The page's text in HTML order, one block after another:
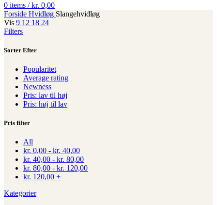
0 items / kr. 0,00
Forside Hvidløg Slangehvidløg
Vis 9 12 18 24
Filters
Sorter Efter
Popularitet
Average rating
Newness
Pris: lav til høj
Pris: høj til lav
Pris filter
All
kr. 0,00 - kr. 40,00
kr. 40,00 - kr. 80,00
kr. 80,00 - kr. 120,00
kr. 120,00 +
Kategorier